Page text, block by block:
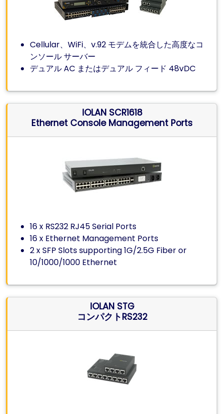
Cellular、WiFi、v.92 モデムを統合した高度なコ
ンソール サーバー
デュアル AC またはデュアル フィード 48vDC
IOLAN SCR1618
Ethernet Console Management Ports
16 x RS232 RJ45 Serial Ports
16 x Ethernet Management Ports
2 x SFP Slots supporting 1G/2.5G Fiber or
10/1000/1000 Ethernet
IOLAN STG
コンパクトRS232